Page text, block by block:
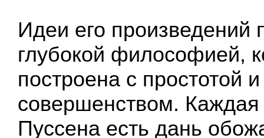
Идеи его произведений
глубокой философией,
построена с простотой
совершенством. Каждая
Пуссена есть дань